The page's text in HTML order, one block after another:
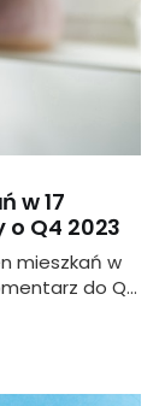
w 17
Q4 2023
mieszkań w
do Q4